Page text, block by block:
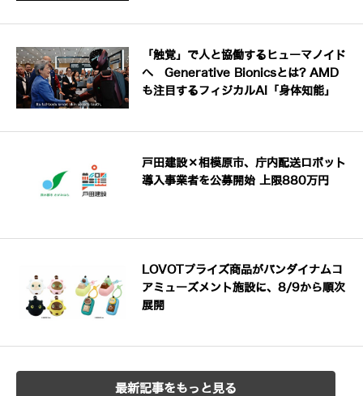
「触覚」で人と協働するヒューマノイド
へ Generative Bionicsとは? AMD
も注目するフィジカルAI「身体知能」
戸田建設×相模原市、庁内配送ロボット
導入事業者を公募開始 上限880万円
LOVOTプライズ商品がバンダイナムコ
アミューズメント施設に、8/9から順次
展開
最新記事をもっと見る